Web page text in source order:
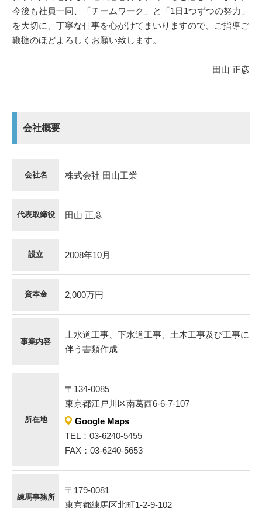
今後も社員一同、「チームワーク」と「1日1つずつの努力」
を大切に、丁寧な仕事を心がけてまいりますので、ご指導ご
鞭撻のほどよろしくお願い致します。
田山 正彦
会社概要
会社名 株式会社 田山工業
代表取締役 田山 正彦
設立 2008年10月
資本金 2,000万円
事業内容
上水道工事、下水道工事、土木工事及び工事に
伴う書類作成
所在地
〒134-0085
東京都江戸川区南葛西6-6-7-107
Google Maps
TEL：03-6240-5455
FAX：03-6240-5653
練馬事務所
〒179-0081
東京都練馬区北町1-2-9-102